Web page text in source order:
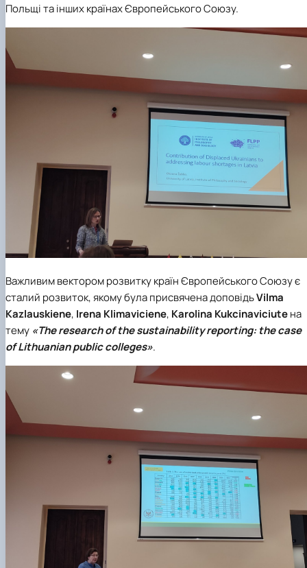
Польщі та інших країнах Європейського Союзу.
Важливим вектором розвитку країн Європейського Союзу є
сталий розвиток, якому була присвячена доповідьVilma
Kazlauskiene, Irena Klimaviciene, Karolina Kukcinaviciuteна
тему «The research of the sustainability reporting: the case
of Lithuanian public colleges».